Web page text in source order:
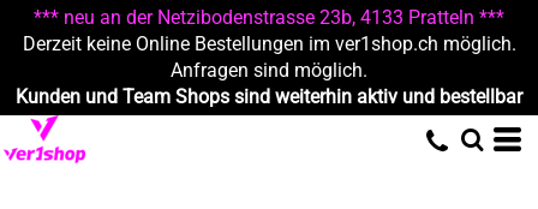
*** neu an der Netzibodenstrasse 23b, 4133 Pratteln ***
Derzeit keine Online Bestellungen im ver1shop.ch möglich.
Anfragen sind möglich.
Kunden und Team Shops sind weiterhin aktiv und bestellbar